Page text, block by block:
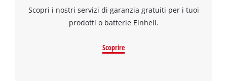
Scopri i nostri servizi di garanzia gratuiti per i tuoi
prodotti o batterie Einhell.
Scoprire